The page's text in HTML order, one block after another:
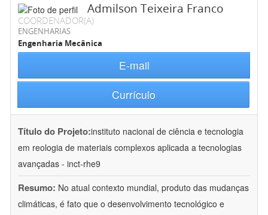
Admilson Teixeira Franco
COORDENADOR(A)
ENGENHARIAS
Engenharia Mecânica
E-mail
Currículo
Título do Projeto:instituto nacional de ciência e tecnologia
em reologia de materiais complexos aplicada a tecnologias
avançadas - inct-rhe9
Resumo: No atual contexto mundial, produto das mudanças
climáticas, é fato que o desenvolvimento tecnológico e